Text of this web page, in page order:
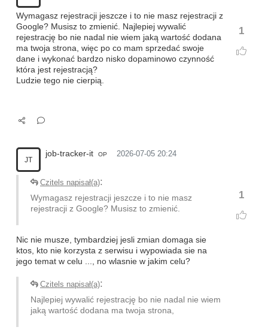
1
Wymagasz rejestracji jeszcze i to nie masz rejestracji z
Google? Musisz to zmienić. Najlepiej wywalić
rejestrację bo nie nadal nie wiem jaką wartość dodana
ma twoja strona, więc po co mam sprzedać swoje
dane i wykonać bardzo nisko dopaminowo czynność
która jest rejestracją?
Ludzie tego nie cierpią.
JT
job-tracker-it OP 2026-07-05 20:24
1
Czitels napisał(a):
Wymagasz rejestracji jeszcze i to nie masz
rejestracji z Google? Musisz to zmienić.
Nic nie musze, tymbardziej jesli zmian domaga sie
ktos, kto nie korzysta z serwisu i wypowiada sie na
jego temat w celu ..., no wlasnie w jakim celu?
Czitels napisał(a):
Najlepiej wywalić rejestrację bo nie nadal nie wiem
jaką wartość dodana ma twoja strona,